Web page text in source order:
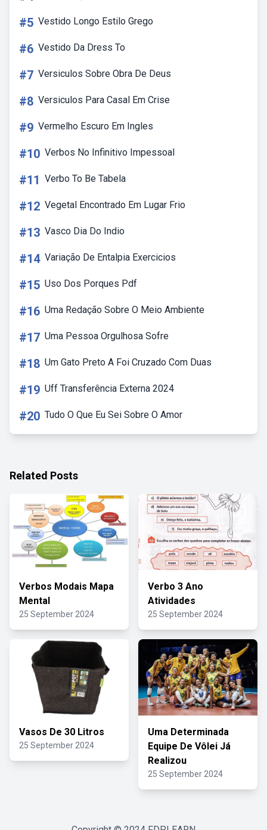
#5 Vestido Longo Estilo Grego
#6 Vestido Da Dress To
#7 Versiculos Sobre Obra De Deus
#8 Versiculos Para Casal Em Crise
#9 Vermelho Escuro Em Ingles
#10 Verbos No Infinitivo Impessoal
#11 Verbo To Be Tabela
#12 Vegetal Encontrado Em Lugar Frio
#13 Vasco Dia Do Indio
#14 Variação De Entalpia Exercicios
#15 Uso Dos Porques Pdf
#16 Uma Redação Sobre O Meio Ambiente
#17 Uma Pessoa Orgulhosa Sofre
#18 Um Gato Preto A Foi Cruzado Com Duas
#19 Uff Transferência Externa 2024
#20 Tudo O Que Eu Sei Sobre O Amor
Related Posts
Verbos Modais Mapa
Mental
25 September 2024
Verbo 3 Ano
Atividades
25 September 2024
Vasos De 30 Litros
25 September 2024
Uma Determinada
Equipe De Vôlei Já
Realizou
25 September 2024